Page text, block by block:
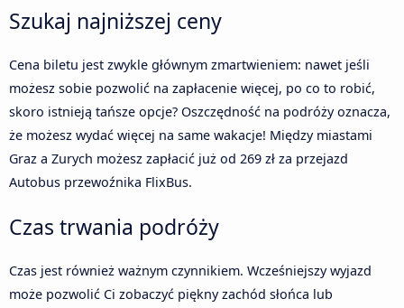
Szukaj najniższej ceny
Cena biletu jest zwykle głównym zmartwieniem: nawet jeśli
możesz sobie pozwolić na zapłacenie więcej, po co to robić,
skoro istnieją tańsze opcje? Oszczędność na podróży oznacza,
że możesz wydać więcej na same wakacje! Między miastami
Graz a Zurych możesz zapłacić już od 269 zł za przejazd
Autobus przewoźnika FlixBus.
Czas trwania podróży
Czas jest również ważnym czynnikiem. Wcześniejszy wyjazd
może pozwolić Ci zobaczyć piękny zachód słońca lub